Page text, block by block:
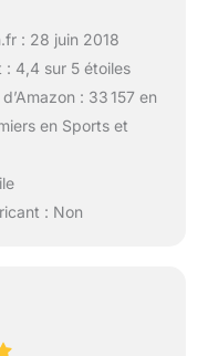
: 28 juin 2018
: 4,4 sur 5 étoiles
: 33 157 en
en Sports et
: Non